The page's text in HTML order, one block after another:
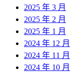
2025 年 3 月
2025 年 2 月
2025 年 1 月
2024 年 12 月
2024 年 11 月
2024 年 10 月